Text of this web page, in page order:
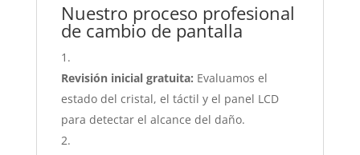
Nuestro proceso profesional
de cambio de pantalla
Revisión inicial gratuita: Evaluamos el
estado del cristal, el táctil y el panel LCD
para detectar el alcance del daño.